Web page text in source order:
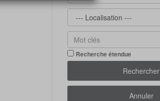
Recherche étendue
Rechercher
Annuler